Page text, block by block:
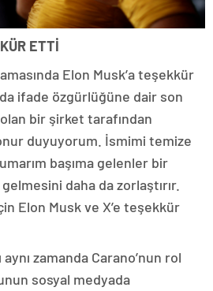
ETTİ
Elon Musk’a teşekkür
ifade özgürlüğüne dair son
bir şirket tarafından
duyuyorum. İsmimi temize
başıma gelenler bir
daha da zorlaştırır.
Elon Musk ve X’e teşekkür
zamanda Carano’nun rol
sosyal medyada